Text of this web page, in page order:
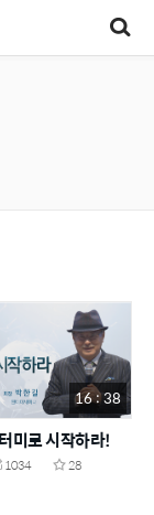
16 : 38
미로 시작하라!
1034
28